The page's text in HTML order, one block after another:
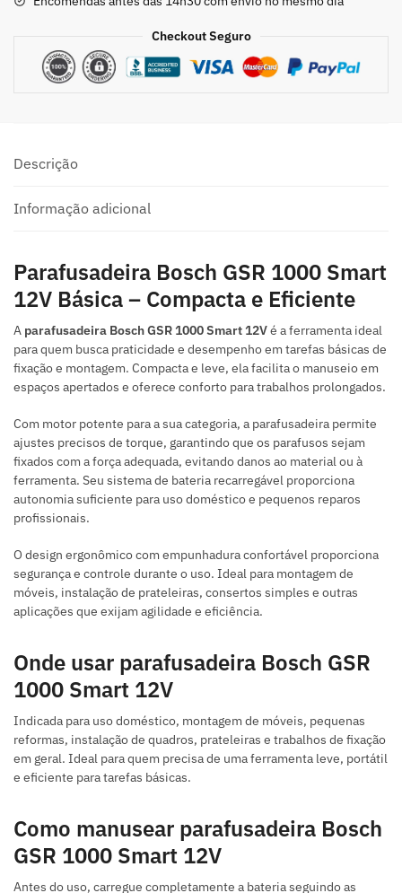
Checkout Seguro
Descrição
Informação adicional
Parafusadeira Bosch GSR 1000 Smart
12V Básica – Compacta e Eficiente
A parafusadeira Bosch GSR 1000 Smart 12Vé a ferramenta ideal
para quem busca praticidade e desempenho em tarefas básicas de
fixação e montagem. Compacta e leve, ela facilita o manuseio em
espaços apertados e oferece conforto para trabalhos prolongados.
Com motor potente para a sua categoria, a parafusadeira permite
ajustes precisos de torque, garantindo que os parafusos sejam
fixados com a força adequada, evitando danos ao material ou à
ferramenta. Seu sistema de bateria recarregável proporciona
autonomia suficiente para uso doméstico e pequenos reparos
profissionais.
O design ergonômico com empunhadura confortável proporciona
segurança e controle durante o uso. Ideal para montagem de
móveis, instalação de prateleiras, consertos simples e outras
aplicações que exijam agilidade e eficiência.
Onde usar parafusadeira Bosch GSR
1000 Smart 12V
Indicada para uso doméstico, montagem de móveis, pequenas
reformas, instalação de quadros, prateleiras e trabalhos de fixação
em geral. Ideal para quem precisa de uma ferramenta leve, portátil
e eficiente para tarefas básicas.
Como manusear parafusadeira Bosch
GSR 1000 Smart 12V
Antes do uso, carregue completamente a bateria seguindo as